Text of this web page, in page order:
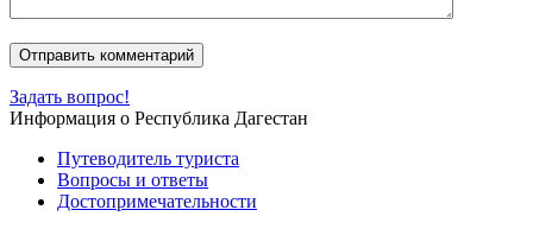
Задать вопрос!
Информация о Республика Дагестан
Путеводитель туриста
Вопросы и ответы
Достопримечательности